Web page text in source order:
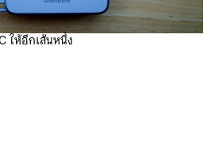
ให้อีกเส้นหนึ่ง